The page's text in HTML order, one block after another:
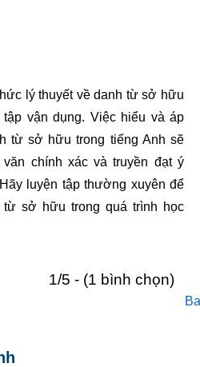
lý thuyết về danh từ sở hữu
vận dụng. Việc hiểu và áp
từ sở hữu trong tiếng Anh sẽ
chính xác và truyền đạt ý
luyện tập thường xuyên để
sở hữu trong quá trình học
1/5 - (1 bình chọn)